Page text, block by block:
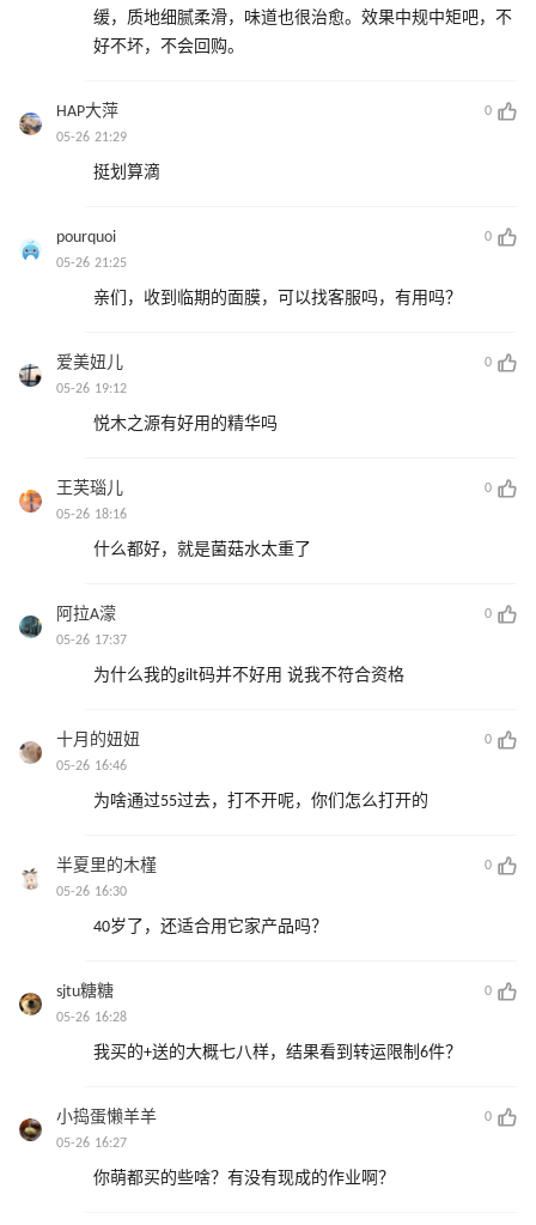
缓，质地细腻柔滑，味道也很治愈。效果中规中矩吧，不
好不坏，不会回购。 ​
HAP大萍
0
05-26 21:29
挺划算滴
pourquoi
0
05-26 21:25
亲们，收到临期的面膜，可以找客服吗，有用吗？
爱美妞儿
0
05-26 19:12
悦木之源有好用的精华吗
王芙瑙儿
0
05-26 18:16
什么都好，就是菌菇水太重了
阿拉A濛
0
05-26 17:37
为什么我的gilt码并不好用 说我不符合资格
十月的妞妞
0
05-26 16:46
为啥通过55过去，打不开呢，你们怎么打开的
半夏里的木槿
0
05-26 16:30
40岁了，还适合用它家产品吗？
sjtu糖糖
0
05-26 16:28
我买的+送的大概七八样，结果看到转运限制6件？
小捣蛋懒羊羊
0
05-26 16:27
你萌都买的些啥？有没有现成的作业啊？